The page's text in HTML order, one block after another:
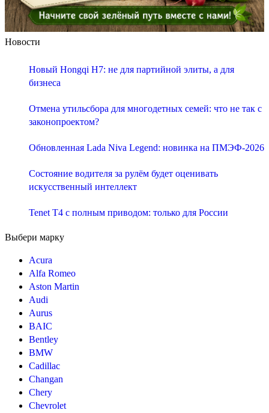
Новости
Новый Hongqi H7: не для партийной элиты, а для
бизнеса
Отмена утильсбора для многодетных семей: что не так с
законопроектом?
Обновленная Lada Niva Legend: новинка на ПМЭФ-2026
Состояние водителя за рулём будет оценивать
искусственный интеллект
Tenet T4 с полным приводом: только для России
Выбери марку
Acura
Alfa Romeo
Aston Martin
Audi
Aurus
BAIC
Bentley
BMW
Cadillac
Changan
Chery
Chevrolet